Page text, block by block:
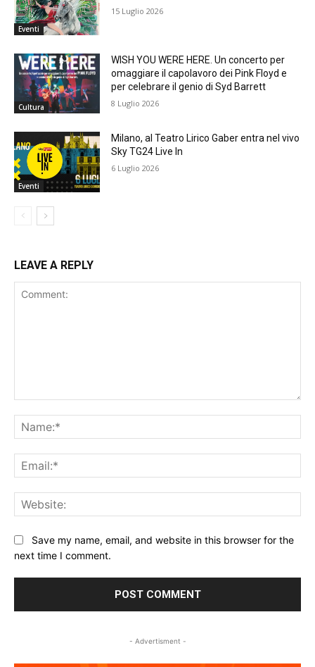
Eventi
15 Luglio 2026
Cultura
WISH YOU WERE HERE. Un concerto per
omaggiare il capolavoro dei Pink Floyd e
per celebrare il genio di Syd Barrett
8 Luglio 2026
Eventi
Milano, al Teatro Lirico Gaber entra nel vivo
Sky TG24 Live In
6 Luglio 2026
LEAVE A REPLY
Save my name, email, and website in this browser for the
next time I comment.
- Advertisment -